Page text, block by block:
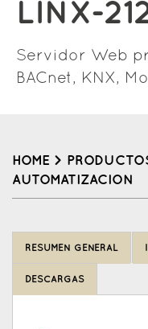
LINX-
Servidor Web
BACnet, KNX,
HOME >
AUTOMATIZACION
RESUMEN GENERAL
DESCARGAS